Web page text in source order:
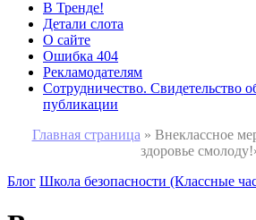
В Тренде!
Детали слота
О сайте
Ошибка 404
Рекламодателям
Сотрудничество. Свидетельство
публикации
Главная страница » Внеклассное
здоровье
Блог Школа безопасности (Классные